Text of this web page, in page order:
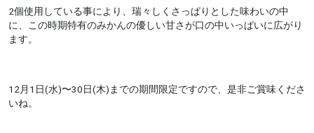
2個使用している事により、瑞々しくさっぱりとした味わいの中
に、この時期特有のみかんの優しい甘さが口の中いっぱいに広がり
ます。
12月1日(水)〜30日(木)までの期間限定ですので、是非ご賞味くださ
いね。